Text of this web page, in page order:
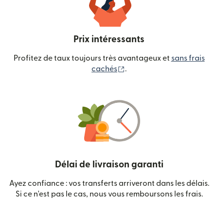
Prix intéressants
Profitez de taux toujours très avantageux et sans frais
cachés
.
Délai de livraison garanti
Ayez confiance : vos transferts arriveront dans les délais.
Si ce n'est pas le cas, nous vous remboursons les frais.